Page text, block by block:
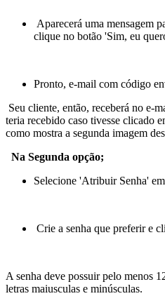
Aparecerá uma mensagem
clique no botão 'Sim, eu
Pronto, e-mail com código
Seu cliente, então, receberá no e-
teria recebido caso tivesse clicado
como mostra a segunda imagem
Na Segunda opção;
Selecione 'Atribuir Senha'
Crie a senha que preferir e
A senha deve possuir pelo menos
letras maiusculas e minúsculas.